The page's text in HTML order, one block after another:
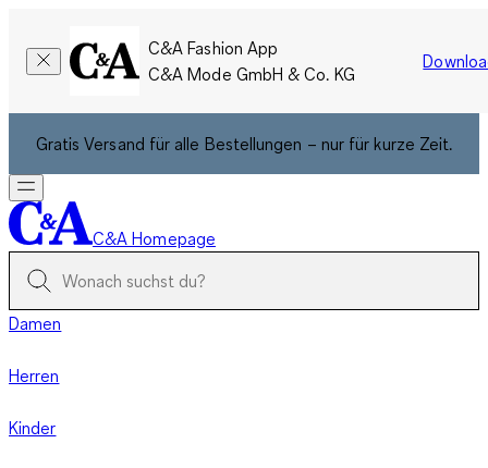
C&A Fashion App
C&A Mode GmbH & Co. KG
Gratis Versand für alle Bestellungen – nur für kurze Zeit.
C&A Homepage
Damen
Herren
Kinder